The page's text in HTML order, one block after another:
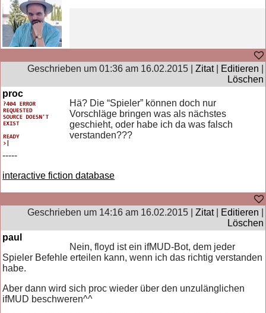
Geschrieben um 01:36 am 16.02.2015 | Zitat| Editieren
Löschen
proc
Hä? Die “Spieler” können doch nur
Vorschläge bringen was als nächstes
geschieht, oder habe ich da was falsch
verstanden???
-----
interactive fiction database
Geschrieben um 14:16 am 16.02.2015 | Zitat| Editieren
Löschen
paul
Nein, floyd ist ein ifMUD-Bot, dem jeder
Spieler Befehle erteilen kann, wenn ich das richtig verstanden
habe.
Aber dann wird sich proc wieder über den unzulänglichen
ifMUD beschweren^^